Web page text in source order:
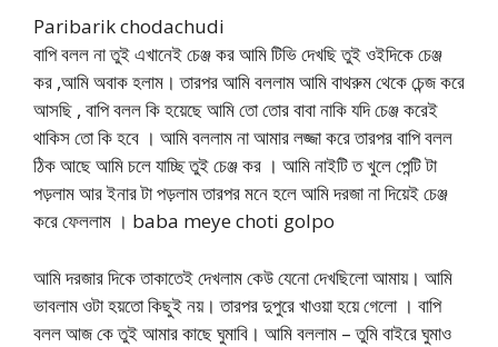
Paribarik chodachudi
বাপি বলল না তুই এখানেই চেঞ্জ কর আমি টিভি দেখছি তুই ওইদিকে চেঞ্জ
কর ,আমি অবাক হলাম। তারপর আমি বললাম আমি বাথরুম থেকে চেন্জ করে
আসছি , বাপি বলল কি হয়েছে আমি তো তোর বাবা নাকি যদি চেঞ্জ করেই
থাকিস তো কি হবে । আমি বললাম না আমার লজ্জা করে তারপর বাপি বলল
ঠিক আছে আমি চলে যাচ্ছি তুই চেঞ্জ কর । আমি নাইটি ত খুলে পেন্টি টা
পড়লাম আর ইনার টা পড়লাম তারপর মনে হলে আমি দরজা না দিয়েই চেঞ্জ
করে ফেললাম । baba meye choti golpo
আমি দরজার দিকে তাকাতেই দেখলাম কেউ যেনো দেখছিলো আমায়। আমি
ভাবলাম ওটা হয়তো কিছুই নয়। তারপর দুপুরে খাওয়া হয়ে গেলো । বাপি
বলল আজ কে তুই আমার কাছে ঘুমাবি। আমি বললাম – তুমি বাইরে ঘুমাও